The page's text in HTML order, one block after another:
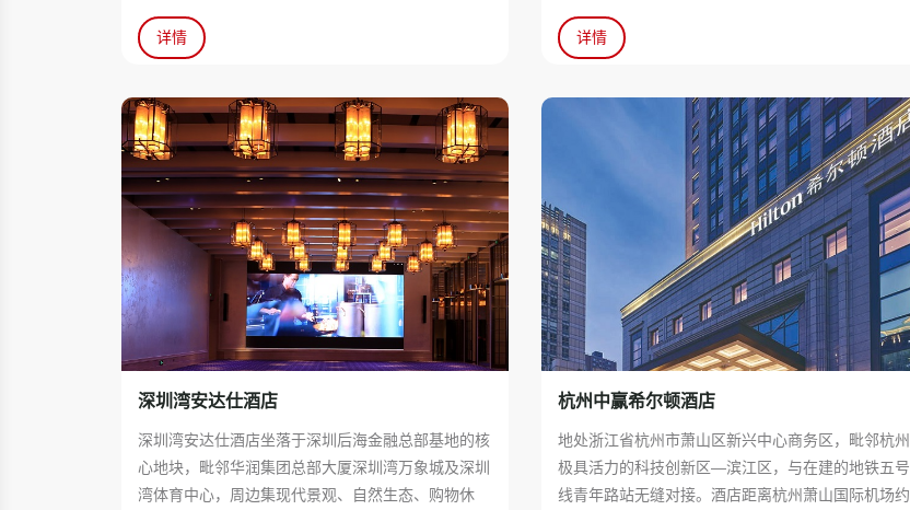
详情 详情
深圳湾安达仕酒店
深圳湾安达仕酒店坐落于深圳后海金融总部基地的核
心地块，毗邻华润集团总部大厦深圳湾万象城及深圳
湾体育中心，周边集现代景观、自然生态、购物休
杭州中赢希尔顿酒店
地处浙江省杭州市萧山区新兴中心商务区，毗邻杭州
极具活力的科技创新区—滨江区，与在建的地铁五号
线青年路站无缝对接。酒店距离杭州萧山国际机场约